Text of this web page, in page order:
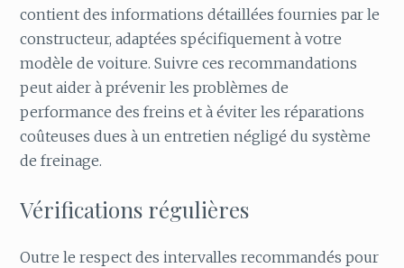
contient des informations détaillées fournies par le
constructeur, adaptées spécifiquement à votre
modèle de voiture. Suivre ces recommandations
peut aider à prévenir les problèmes de
performance des freins et à éviter les réparations
coûteuses dues à un entretien négligé du système
de freinage.
Vérifications régulières
Outre le respect des intervalles recommandés pour